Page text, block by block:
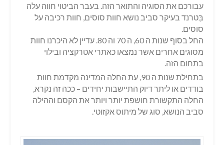
עבורכם את הסוגיה והתואר הזה. בעבר הביטוי חווה עלה
בַּטרנד בעיקר סביב נושא חוות סוסים, חוות רכיבה על
סוסים.
החל בסוף שנות ה 60, ה 70 וה 80. עדיין לא היכרנו חוות
מסוגים אחרים אשר נמצאו כאתרי אטרקציה ובילוי
בתחום הזה.
בתחילת שנות ה 90, עת החלה המדינה מקדמת חוות
בודדים או ליתר דיוק התיישבות יחידים – ככה זה נקרא,
החלה התקשורת חושפת יותר ויותר את הקסם וההילה
סביב הנושא, סוג של מיתוס אקזוטי.